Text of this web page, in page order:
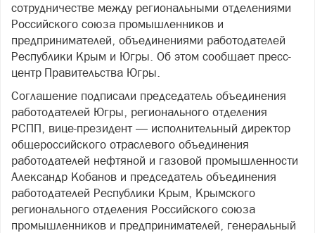
сотрудничестве между региональными отделениями
Российского союза промышленников и
предпринимателей, объединениями работодателей
Республики Крым и Югры. Об этом сообщает пресс-
центр Правительства Югры.
Соглашение подписали председатель объединения
работодателей Югры, регионального отделения
РСПП, вице-президент — исполнительный директор
общероссийского отраслевого объединения
работодателей нефтяной и газовой промышленности
Александр Кобанов и председатель объединения
работодателей Республики Крым, Крымского
регионального отделения Российского союза
промышленников и предпринимателей, генеральный